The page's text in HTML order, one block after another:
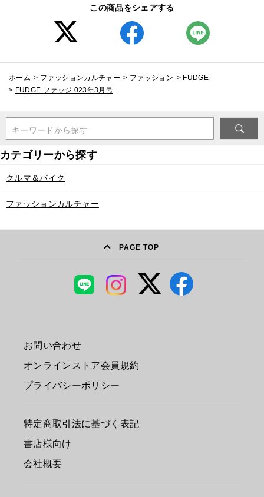
この商品をシェアする
ホーム > ファッションカルチャー > ファッション > FUDGE
> FUDGE ファッジ 023年3月号
キーワードから探す
クルマ＆バイク
ファッションカルチャー
PAGE TOP
お問い合わせ
オンラインストア会員規約
プライバシーポリシー
特定商取引法に基づく表記
書店様向け
会社概要